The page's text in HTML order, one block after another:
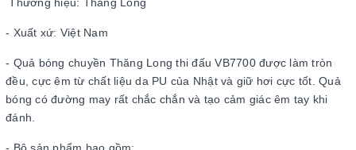
- Xuất xứ: Việt Nam
- Quả bóng chuyền Thăng Long thi đấu VB7700 được làm tròn
đều, cực êm từ chất liệu da PU của Nhật và giữ hơi cực tốt. Quả
bóng có đường may rất chắc chắn và tạo cảm giác êm tay khi
đánh.